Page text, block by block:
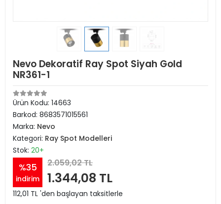
Nevo Dekoratif Ray Spot Siyah Gold
NR361-1
Ürün Kodu: 14663
Barkod: 8683571015561
Marka: Nevo
Kategori: Ray Spot Modelleri
Stok: 20+
%35
indirim
2.059,02 TL
1.344,08 TL
112,01 TL 'den başlayan taksitlerle